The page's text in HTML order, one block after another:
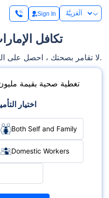
Sign In
تكافل
لا تقامر بصحتك ، احصل على التغطية المناسبة بالسعر المناسب.
تغطية صحية بقيمة مليون
اختيار
Both Self and Family
Domestic Workers